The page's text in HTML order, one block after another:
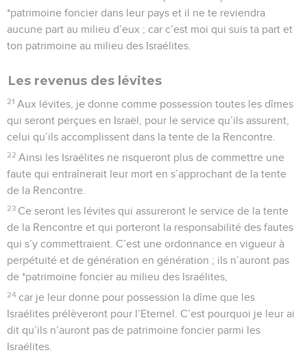
*patrimoine foncier dans leur pays et il ne te reviendra
aucune part au milieu d’eux ; car c’est moi qui suis ta part et
ton patrimoine au milieu des Israélites.
Les revenus des lévites
21 Aux lévites, je donne comme possession toutes les dîmes
qui seront perçues en Israël, pour le service qu’ils assurent,
celui qu’ils accomplissent dans la tente de la Rencontre.
22 Ainsi les Israélites ne risqueront plus de commettre une
faute qui entraînerait leur mort en s’approchant de la tente
de la Rencontre.
23 Ce seront les lévites qui assureront le service de la tente
de la Rencontre et qui porteront la responsabilité des fautes
qui s’y commettraient. C’est une ordonnance en vigueur à
perpétuité et de génération en génération ; ils n’auront pas
de *patrimoine foncier au milieu des Israélites,
24 car je leur donne pour possession la dîme que les
Israélites prélèveront pour l’Eternel. C’est pourquoi je leur ai
dit qu’ils n’auront pas de patrimoine foncier parmi les
Israélites.